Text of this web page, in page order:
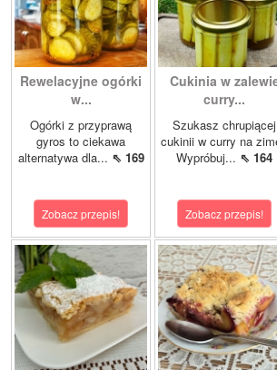
Rewelacyjne ogórki
w...
Ogórki z przyprawą
gyros to ciekawa
alternatywa dla... ⇖ 169
Zobacz przepis!
Cukinia w
curry...
Szukasz chrupiącej
cukinii w curry na
Wypróbuj... ⇖ 164
Zobacz przepis!